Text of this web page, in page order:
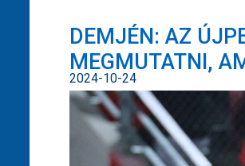
DEMJÉN: AZ
MEGMUTATNI,
2024-10-24